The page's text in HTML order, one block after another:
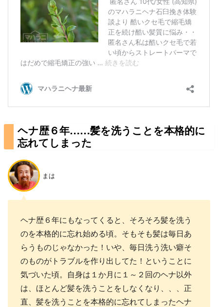
ヘナ歴６年……髪を洗うことを本格的に
忘れてしまった
まは
ヘナ歴６年にもなってくると、そろそろ髪を洗う
のを本格的に忘れ始める頃。そもそも髪は毎日あ
らうものじゃなかった！いや、毎日洗う洗い癖そ
のものがトラブルを作り出してた！ということに
気づいた頃。自身は１か月に１～２回のヘナ以外
は、ほとんど髪を洗うことをしなくなり、、、正
直、髪を洗うことを本格的に忘れてしまったヘナ